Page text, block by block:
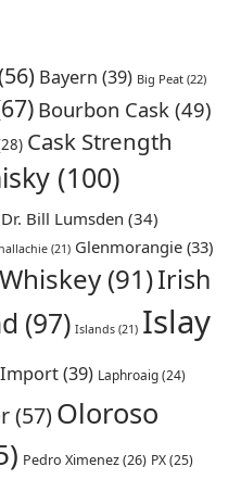
Bayern (39) Big Peat(22)
Bourbon Cask(49)
Cask Strength
(100)
Dr. Bill Lumsden (34)
(21) Glenmorangie(33)
(91)Irish
(97) Islands(21) Islay
(39) Laphroaig(24)
(57)Oloroso
Pedro Ximenez(26) PX(25)